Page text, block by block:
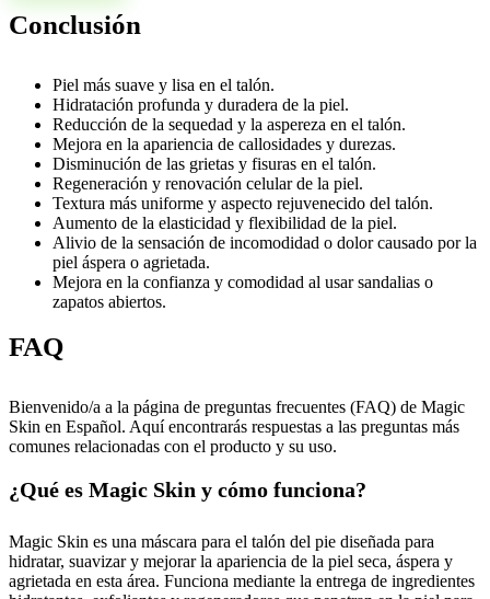
Conclusión
Piel más suave y lisa en el talón.
Hidratación profunda y duradera de la piel.
Reducción de la sequedad y la aspereza en el talón.
Mejora en la apariencia de callosidades y durezas.
Disminución de las grietas y fisuras en el talón.
Regeneración y renovación celular de la piel.
Textura más uniforme y aspecto rejuvenecido del talón.
Aumento de la elasticidad y flexibilidad de la piel.
Alivio de la sensación de incomodidad o dolor causado por la
piel áspera o agrietada.
Mejora en la confianza y comodidad al usar sandalias o
zapatos abiertos.
FAQ
Bienvenido/a a la página de preguntas frecuentes (FAQ) de Magic
Skin en Español. Aquí encontrarás respuestas a las preguntas más
comunes relacionadas con el producto y su uso.
¿Qué es Magic Skin y cómo funciona?
Magic Skin es una máscara para el talón del pie diseñada para
hidratar, suavizar y mejorar la apariencia de la piel seca, áspera y
agrietada en esta área. Funciona mediante la entrega de ingredientes